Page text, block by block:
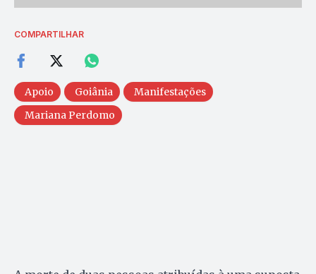
COMPARTILHAR
Apoio Goiânia
Manifestações
Mariana Perdomo